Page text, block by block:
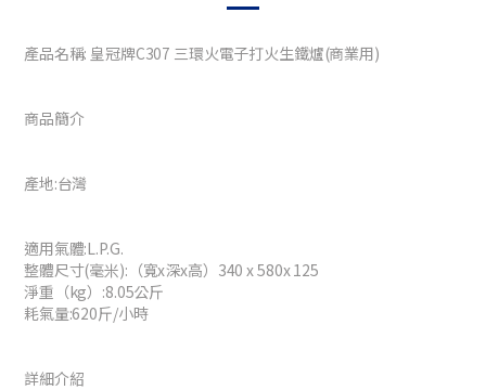
產品名稱: 皇冠牌C307 三環火電子打火生鐵爐(商業用)
商品簡介
產地:台灣
適用氣體:L.P.G.
整體尺寸(毫米):（寬x深x高）340 x 580x 125
淨重（kg）:8.05公斤
耗氣量:620斤/小時
詳細介紹